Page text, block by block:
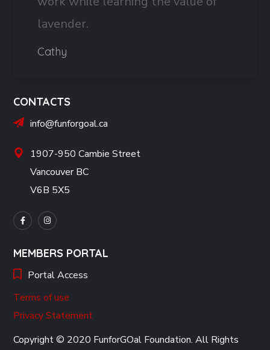
lavender.
Cathy
CONTACTS
info@funforgoal.ca
1907-950 Cambie Street
Vancouver BC
V6B 5X5
MEMBERS PORTAL
Portal Access
Terms of use
Privacy Statement
Copyright © 2020 FunforGOal Foundation. All Rights